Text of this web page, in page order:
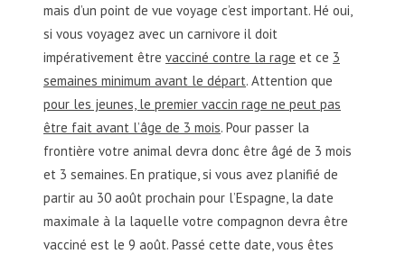
mais d’un point de vue voyage c’est important. Hé oui,
si vous voyagez avec un carnivore il doit
impérativement être vacciné contre la rage et ce 3
semaines minimum avant le départ. Attention que
pour les jeunes, le premier vaccin rage ne peut pas
être fait avant l’âge de 3 mois. Pour passer la
frontière votre animal devra donc être âgé de 3 mois
et 3 semaines. En pratique, si vous avez planifié de
partir au 30 août prochain pour l’Espagne, la date
maximale à la laquelle votre compagnon devra être
vacciné est le 9 août. Passé cette date, vous êtes